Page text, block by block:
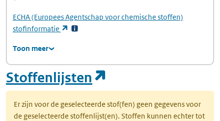
ECHA(Europees Agentschap voor chemische stoffen)
stofinformatie
(opent in een nieuw tabblad)
Toon meer
Stoffenlijsten
Er zijn voor de geselecteerde stof(fen) geen gegevens voor
de geselecteerde stoffenlijst(en). Stoffen kunnen echter tot